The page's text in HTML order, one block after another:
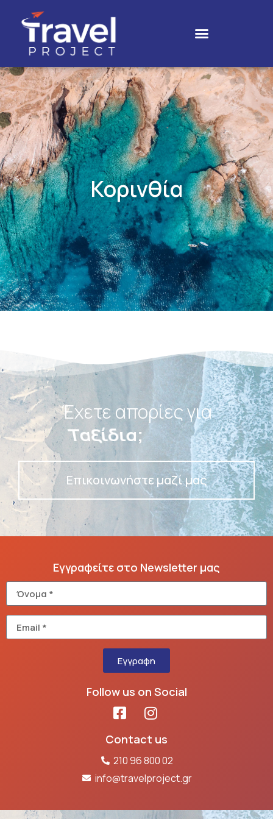
Κορινθία
Έχετε απορίες για
Ταξίδια;
Επικοινωνήστε μαζί μας
Εγγραφείτε στο Newsletter μας
Εγγραφη
Follow us on Social
Contact us
210 96 800 02
info@travelproject.gr